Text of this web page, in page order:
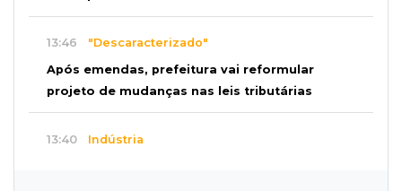
13:46 "Descaracterizado"
Após emendas, prefeitura vai reformular
projeto de mudanças nas leis tributárias
13:40 Indústria